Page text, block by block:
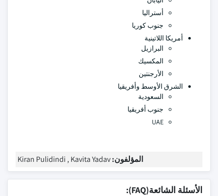
أستراليا
جنوب كوريا
أمريكا اللاتينية
البرازيل
المكسيك
الأرجنتين
الشرق الأوسط وأفريقيا
السعودية
جنوب أفريقيا
UAE
المؤلفون:Kiran Pulidindi , Kavita Yadav
الأسئلة الشائعة(FAQ):